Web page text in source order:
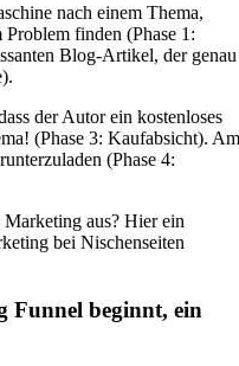
nach einem Thema,
finden (Phase 1:
Blog-Artikel, der genau
der Autor ein kostenloses
(Phase 3: Kaufabsicht). Am
(Phase 4:
aus? Hier ein
bei Nischenseiten
Funnel beginnt, ein